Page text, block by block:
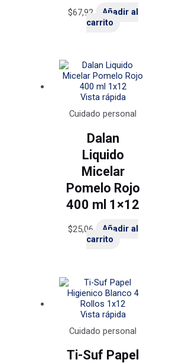
$67,92
Añadir al
carrito
Vista rápida
Cuidado personal
Dalan
Liquido
Micelar
Pomelo Rojo
400 ml 1×12
$25,06
Añadir al
carrito
Vista rápida
Cuidado personal
Ti-Suf Papel